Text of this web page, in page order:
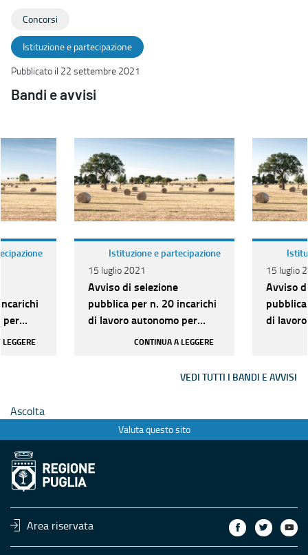
Concorsi
Istituzione e partecipazione
Pubblicato il 22 settembre 2021
Bandi e avvisi
per
di
Istituzione e partecipazione
15 luglio 2021
Avviso di selezione
pubblica per n. 20 incarichi
di lavoro autonomo per
supporto all’Autorità di
CONTINUA A LEGGERE
15 luglio
Avviso
di
VEDI TUTTI I BANDI E AVVISI
Ascolta
Valuta questo sito
Area riservata